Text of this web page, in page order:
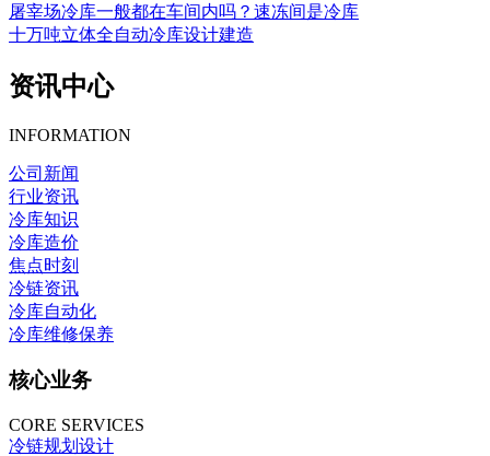
屠宰场冷库一般都在车间内吗？速冻间是冷库
十万吨立体全自动冷库设计建造
资讯中心
INFORMATION
公司新闻
行业资讯
冷库知识
冷库造价
焦点时刻
冷链资讯
冷库自动化
冷库维修保养
核心业务
CORE SERVICES
冷链规划设计